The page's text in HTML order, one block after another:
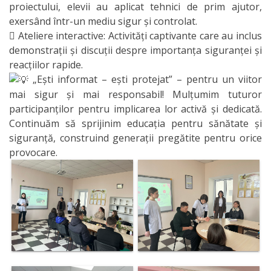
proiectului, elevii au aplicat tehnici de prim ajutor,
exersând într-un mediu sigur și controlat.
 Ateliere interactive: Activități captivante care au inclus
demonstrații și discuții despre importanța siguranței și
reacțiilor rapide.
„Ești informat – ești protejat” – pentru un viitor
mai sigur și mai responsabil! Mulțumim tuturor
participanților pentru implicarea lor activă și dedicată.
Continuăm să sprijinim educația pentru sănătate și
siguranță, construind generații pregătite pentru orice
provocare.